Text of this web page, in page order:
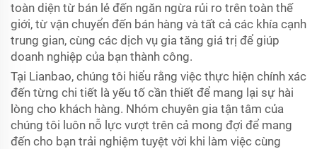
toàn diện từ bán lẻ đến ngăn ngừa rủi ro trên toàn thế
giới, từ vận chuyển đến bán hàng và tất cả các khía cạnh
trung gian, cùng các dịch vụ gia tăng giá trị để giúp
doanh nghiệp của bạn thành công.
Tại Lianbao, chúng tôi hiểu rằng việc thực hiện chính xác
đến từng chi tiết là yếu tố cần thiết để mang lại sự hài
lòng cho khách hàng. Nhóm chuyên gia tận tâm của
chúng tôi luôn nỗ lực vượt trên cả mong đợi để mang
đến cho bạn trải nghiệm tuyệt vời khi làm việc cùng